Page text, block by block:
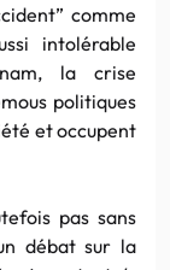
comme
intolérable
la crise
politiques
et occupent
pas sans
débat sur la